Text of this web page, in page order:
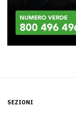
SEZIONI